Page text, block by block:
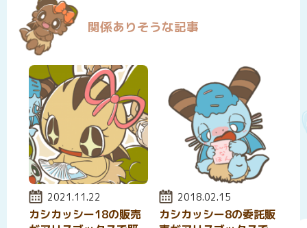
関係ありそうな記事
投稿日:
2021.11.22
カシカッシー18の販売
投稿日:
2018.02.15
カシカッシー8の委託販